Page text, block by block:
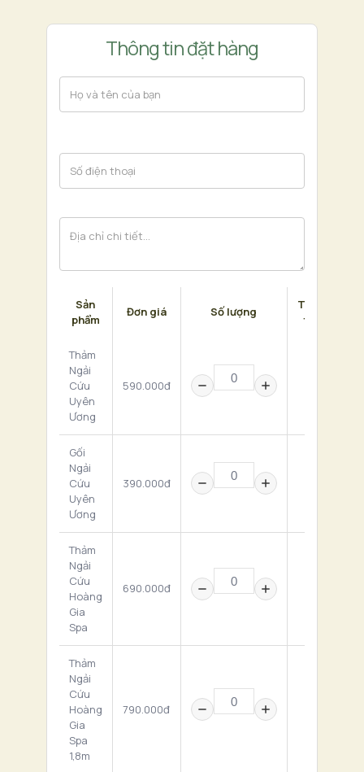
Thông tin đặt hàng
Sản
phẩm
Đơn giá Số lượng
Thành
tiền
Thảm
Ngải
Cứu
Uyên
Ương
590.000đ
Gối
Ngải
Cứu
Uyên
Ương
390.000đ
Thảm
Ngải
Cứu
Hoàng
Gia
Spa
690.000đ
Thảm
Ngải
Cứu
Hoàng
Gia
Spa
1,8m
790.000đ